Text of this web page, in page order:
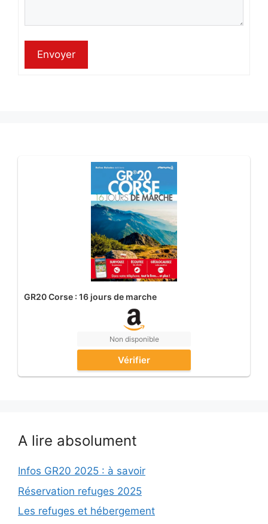
Envoyer
GR20 Corse : 16 jours de marche
Non disponible
Vérifier
A lire absolument
Infos GR20 2025 : à savoir
Réservation refuges 2025
Les refuges et hébergement